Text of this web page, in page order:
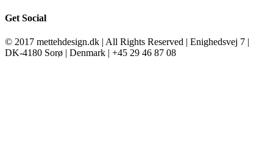
Get Social
© 2017 mettehdesign.dk | All Rights Reserved | Enighedsvej 7 |
DK-4180 Sorø | Denmark | +45 29 46 87 08